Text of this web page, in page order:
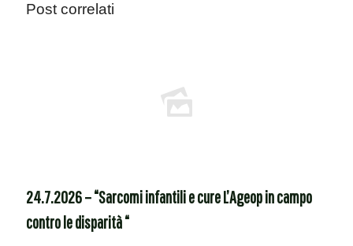
Post correlati
24.7.2026 – “Sarcomi infantili e cure L’Ageop in campo
contro le disparità “